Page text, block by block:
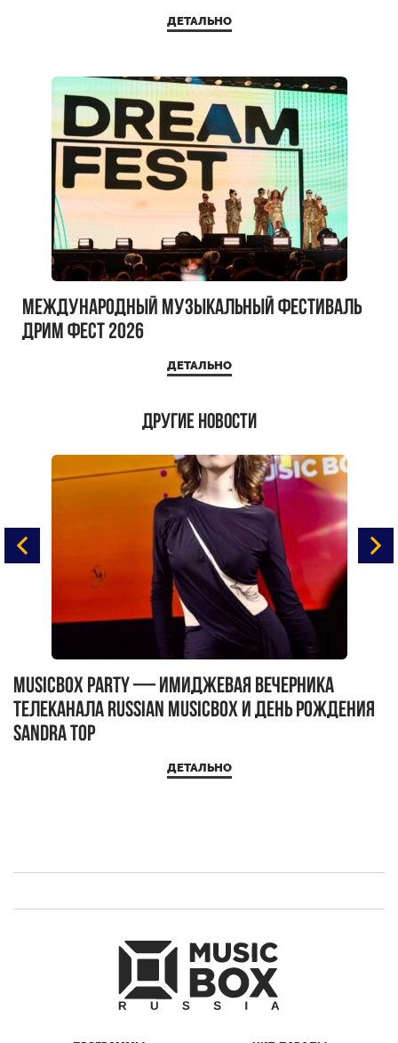
ДЕТАЛЬНО
Международный музыкальный фестиваль
ДРИМ ФЕСТ 2026
ДЕТАЛЬНО
Другие новости
MUSICBOX PARTY — имиджевая вечерника
телеканала RUSSIAN MUSICBOX и день рождения
Sandra Top
ДЕТАЛЬНО